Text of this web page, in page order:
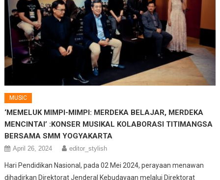
MUSIC
‘MEMELUK MIMPI-MIMPI: MERDEKA BELAJAR, MERDEKA
MENCINTAI’ :KONSER MUSIKAL KOLABORASI TITIMANGSA
BERSAMA SMM YOGYAKARTA
April 26, 2024 editor_stylish
Hari Pendidikan Nasional, pada 02 Mei 2024, perayaan menawan
dihadirkan Direktorat Jenderal Kebudayaan melalui Direktorat